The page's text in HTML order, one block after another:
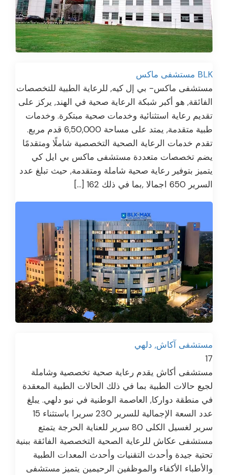
BLK مستشفى ماكس
مستشفى ماكس- بي إل كيه, للرعاية الطبية للتخصصات
الفائقة, هو أكبر شبكة الرعاية صحية في الهند, يركز على
تقديم رعاية استثنائية وخدمات صحية مبتكرة. وخدمات
طبية متقدمة, يمتد على مساحة 6,50,000 قدم مربع.
تقدم خدمات الرعاية الصحية التخصصية شاملًا ومتقدمًا
يضم تخصصات متعددة مستشفى ماكس بي ايل كي
يتميز بتوفير رعاية صحية شاملة ومتقدمة, حيث تبلغ عدد
السرير 650 اجمالا ,بما في ذلك 162 […]
مستشفى آكاش, دلهي
17
مستشفى أكاش يقدم رعاية صحية تخصصية وشاملة
لجيع حالات الطبية بما في ذلك الحالات الطبية المعقدة
في منطقة دواركا, العاصمة الوطنية في نيو دلهي. يبلغ
عدد السعة الإجمالية للسرير 230 سريرا باستثناء 15
سرير لغسيل الكلى 80 سرير للعناية الحرجة يتمتع
مستشفى عكاش للرعاية الصحية التخصصية الفائقة ببنية
تحتية جيدة وأحدث التقنيات وأحدث المعدات الطبية
والأطباء الأكفاء والموظفين الرحيمين يتميز مستشفى